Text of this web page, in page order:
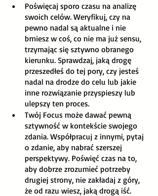
Poświęcaj sporo czasu na analizę
swoich celów. Weryfikuj, czy na
pewno nadal są aktualne i nie
brniesz w coś, co nie ma już sensu,
trzymając się sztywno obranego
kierunku. Sprawdzaj, jaką drogę
przeszedłeś do tej pory, czy jesteś
nadal na drodze do celu lub jakie
inne rozwiązanie przyspieszy lub
ulepszy ten proces.
Twój Focus może dawać pewną
sztywność w kontekście swojego
zdania. Współpracuj z innymi, pytaj
o zdanie, aby nabrać szerszej
perspektywy. Poświęć czas na to,
aby dobrze zrozumieć potrzeby
drugiej strony, nie zakładaj z góry,
że od razu wiesz, jaką drogą iść.